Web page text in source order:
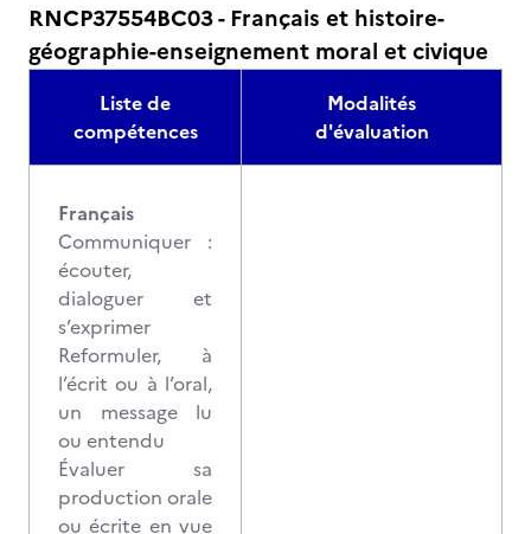
RNCP37554BC03 - Français et histoire-
géographie-enseignement moral et civique
Liste de
compétences
Modalités
d'évaluation
Français
Communiquer :
écouter,
dialoguer et
s’exprimer
Reformuler, à
l’écrit ou à l’oral,
un message lu
ou entendu
Évaluer sa
production orale
ou écrite en vue